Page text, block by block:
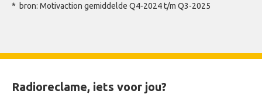
* bron: Motivaction gemiddelde Q4-2024 t/m Q3-2025
Radioreclame, iets voor jou?